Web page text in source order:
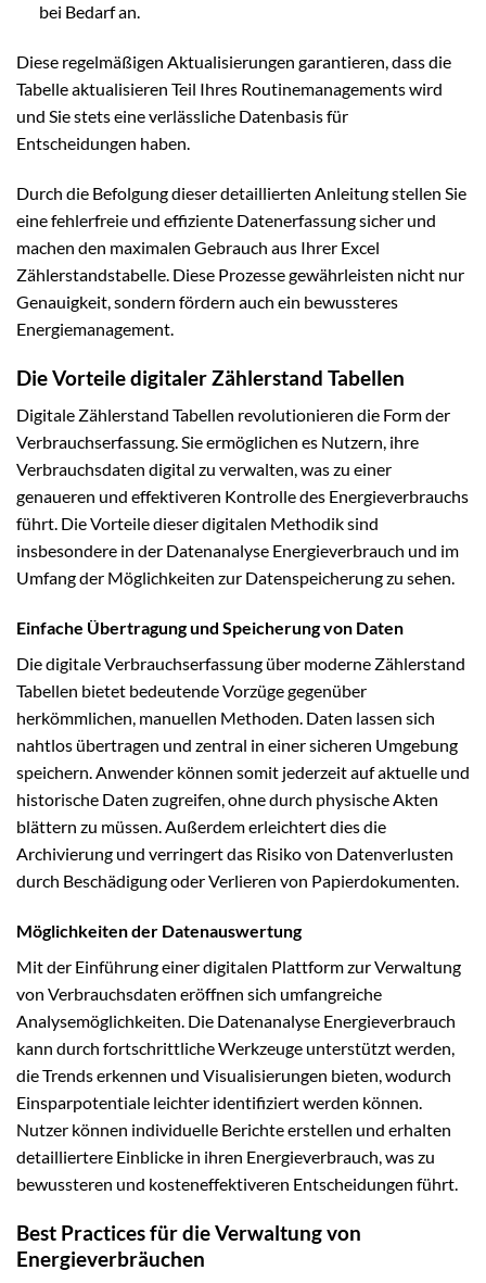
bei Bedarf an.
Diese regelmäßigen Aktualisierungen garantieren, dass die
Tabelle aktualisieren Teil Ihres Routinemanagements wird
und Sie stets eine verlässliche Datenbasis für
Entscheidungen haben.
Durch die Befolgung dieser detaillierten Anleitung stellen Sie
eine fehlerfreie und effiziente Datenerfassung sicher und
machen den maximalen Gebrauch aus Ihrer Excel
Zählerstandstabelle. Diese Prozesse gewährleisten nicht nur
Genauigkeit, sondern fördern auch ein bewussteres
Energiemanagement.
Die Vorteile digitaler Zählerstand Tabellen
Digitale Zählerstand Tabellen revolutionieren die Form der
Verbrauchserfassung. Sie ermöglichen es Nutzern, ihre
Verbrauchsdaten digital zu verwalten, was zu einer
genaueren und effektiveren Kontrolle des Energieverbrauchs
führt. Die Vorteile dieser digitalen Methodik sind
insbesondere in der Datenanalyse Energieverbrauch und im
Umfang der Möglichkeiten zur Datenspeicherung zu sehen.
Einfache Übertragung und Speicherung von Daten
Die digitale Verbrauchserfassung über moderne Zählerstand
Tabellen bietet bedeutende Vorzüge gegenüber
herkömmlichen, manuellen Methoden. Daten lassen sich
nahtlos übertragen und zentral in einer sicheren Umgebung
speichern. Anwender können somit jederzeit auf aktuelle und
historische Daten zugreifen, ohne durch physische Akten
blättern zu müssen. Außerdem erleichtert dies die
Archivierung und verringert das Risiko von Datenverlusten
durch Beschädigung oder Verlieren von Papierdokumenten.
Möglichkeiten der Datenauswertung
Mit der Einführung einer digitalen Plattform zur Verwaltung
von Verbrauchsdaten eröffnen sich umfangreiche
Analysemöglichkeiten. Die Datenanalyse Energieverbrauch
kann durch fortschrittliche Werkzeuge unterstützt werden,
die Trends erkennen und Visualisierungen bieten, wodurch
Einsparpotentiale leichter identifiziert werden können.
Nutzer können individuelle Berichte erstellen und erhalten
detailliertere Einblicke in ihren Energieverbrauch, was zu
bewussteren und kosteneffektiveren Entscheidungen führt.
Best Practices für die Verwaltung von
Energieverbräuchen